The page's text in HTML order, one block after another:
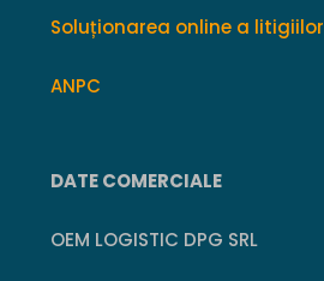
Soluționarea online a litigiilor
ANPC
DATE COMERCIALE
OEM LOGISTIC DPG SRL